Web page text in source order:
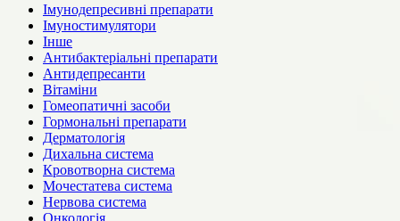
Імунодепресивні препарати
Імуностимулятори
Інше
Антибактеріальні препарати
Антидепресанти
Вітаміни
Гомеопатичні засоби
Гормональні препарати
Дерматологія
Дихальна система
Кровотворна система
Мочестатева система
Нервова система
Онкологія